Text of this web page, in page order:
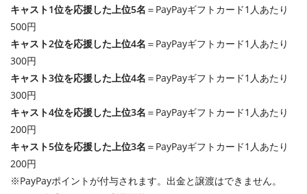
キャスト1位を応援した上位5名 ＝PayPayギフトカード1人あたり
500円
キャスト2位を応援した上位4名 ＝PayPayギフトカード1人あたり
300円
キャスト3位を応援した上位4名 ＝PayPayギフトカード1人あたり
300円
キャスト4位を応援した上位3名 ＝PayPayギフトカード1人あたり
200円
キャスト5位を応援した上位3名 ＝PayPayギフトカード1人あたり
200円
※PayPayポイントが付与されます。出金と譲渡はできません。